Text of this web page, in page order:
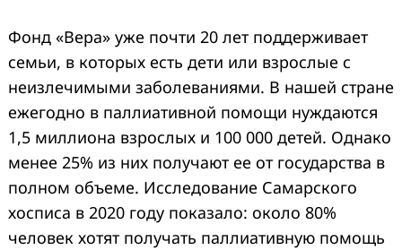
Фонд «Вера» уже почти 20 лет поддерживает
семьи, в которых есть дети или взрослые с
неизлечимыми заболеваниями. В нашей стране
ежегодно в паллиативной помощи нуждаются
1,5 миллиона взрослых и 100 000 детей. Однако
менее 25% из них получают ее от государства в
полном объеме. Исследование Самарского
хосписа в 2020 году показало: около 80%
человек хотят получать паллиативную помощь